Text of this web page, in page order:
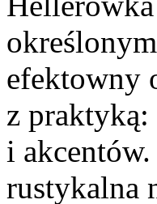
efektowny
z praktyką:
i
rustykalna